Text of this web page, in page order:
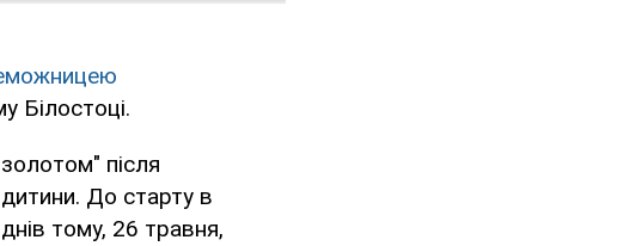
Білостоці.
після
До старту в
тому, 26 травня,